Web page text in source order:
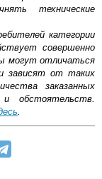
технические
категории
совершенно
могут отличаться
зависят от таких
заказанных
обстоятельств.
.